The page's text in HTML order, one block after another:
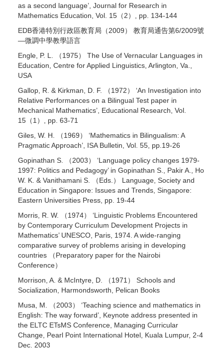
as a second language’, Journal for Research in
Mathematics Education, Vol. 15（2）, pp. 134-144
EDB香港特別行政區教育局（2009） 教育局通告第6/2009號
—微調中學教學語言
Engle, P. L. （1975） The Use of Vernacular Languages in
Education, Centre for Applied Linguistics, Arlington, Va.,
USA
Gallop, R. & Kirkman, D. F. （1972） ‘An Investigation into
Relative Performances on a Bilingual Test paper in
Mechanical Mathematics’, Educational Research, Vol.
15（1）, pp. 63-71
Giles, W. H. （1969） ‘Mathematics in Bilingualism: A
Pragmatic Approach’, ISA Bulletin, Vol. 55, pp.19-26
Gopinathan S. （2003） ‘Language policy changes 1979-
1997: Politics and Pedagogy’ in Gopinathan S., Pakir A., Ho
W. K. & Vanithamani S. （Eds.） Language, Society and
Education in Singapore: Issues and Trends, Singapore:
Eastern Universities Press, pp. 19-44
Morris, R. W. （1974） ‘Linguistic Problems Encountered
by Contemporary Curriculum Development Projects in
Mathematics’ UNESCO, Paris, 1974. A wide-ranging
comparative survey of problems arising in developing
countries （Preparatory paper for the Nairobi
Conference）
Morrison, A. & McIntyre, D. （1971） Schools and
Socialization, Harmondsworth, Pelican Books
Musa, M. （2003） ‘Teaching science and mathematics in
English: The way forward’, Keynote address presented in
the ELTC ETsMS Conference, Managing Curricular
Change, Pearl Point International Hotel, Kuala Lumpur, 2-4
Dec. 2003